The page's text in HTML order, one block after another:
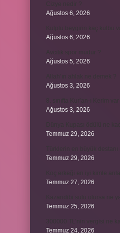
Ağustos 6, 2026
Ağustos 6, 2026
Ağustos 5, 2026
Ağustos 3, 2026
Ağustos 3, 2026
Temmuz 29, 2026
Temmuz 29, 2026
Temmuz 27, 2026
Temmuz 25, 2026
Temmuz 24, 2026